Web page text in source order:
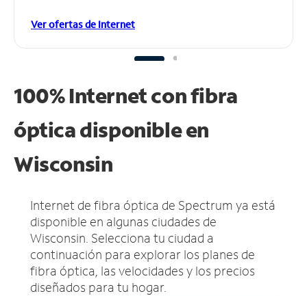
Ver ofertas de Internet
100% Internet con fibra
óptica disponible en
Wisconsin
Internet de fibra óptica de Spectrum ya está
disponible en algunas ciudades de
Wisconsin. Selecciona tu ciudad a
continuación para explorar los planes de
fibra óptica, las velocidades y los precios
diseñados para tu hogar.